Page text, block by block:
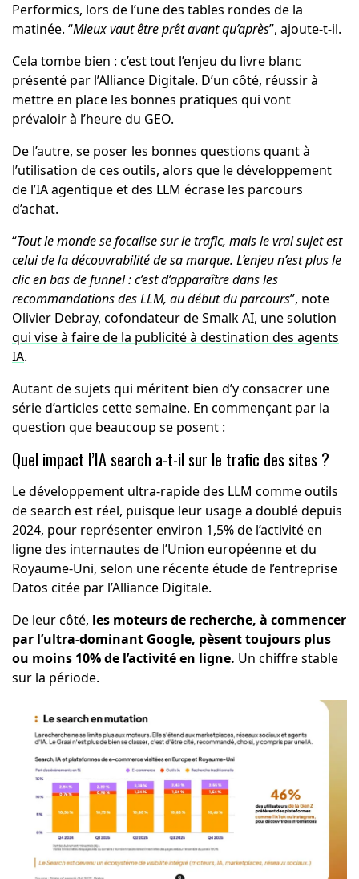
Performics, lors de l’une des tables rondes de la
matinée. “Mieux vaut être prêt avant qu’après”, ajoute-t-il.
Cela tombe bien : c’est tout l’enjeu du livre blanc
présenté par l’Alliance Digitale. D’un côté, réussir à
mettre en place les bonnes pratiques qui vont
prévaloir à l’heure du GEO.
De l’autre, se poser les bonnes questions quant à
l’utilisation de ces outils, alors que le développement
de l’IA agentique et des LLM écrase les parcours
d’achat.
“Tout le monde se focalise sur le trafic, mais le vrai sujet est
celui de la découvrabilité de sa marque. L’enjeu n’est plus le
clic en bas de funnel : c’est d’apparaître dans les
recommandations des LLM, au début du parcours”, note
Olivier Debray, cofondateur de Smalk AI, unesolution
qui vise à faire de la publicité à destination des agents
IA.
Autant de sujets qui méritent bien d’y consacrer une
série d’articles cette semaine. En commençant par la
question que beaucoup se posent :
Quel impact l’IA search a-t-il sur le trafic des sites ?
Le développement ultra-rapide des LLM comme outils
de search est réel, puisque leur usage a doublé depuis
2024, pour représenter environ 1,5% de l’activité en
ligne des internautes de l’Union européenne et du
Royaume-Uni, selon une récente étude de l’entreprise
Datos citée par l’Alliance Digitale.
De leur côté, les moteurs de recherche, à commencer
par l’ultra-dominant Google, pèsent toujours plus
ou moins 10% de l’activité en ligne. Un chiffre stable
sur la période.